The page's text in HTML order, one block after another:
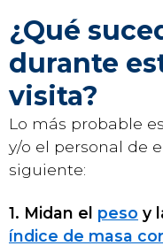
¿Qué
durante
visita?
Lo más probable
y/o el personal de
siguiente:
1. Midan el peso y
índice de masa